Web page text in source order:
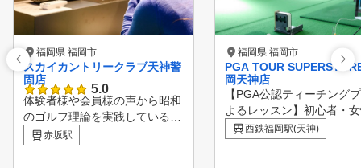
福岡県 福岡市
スカイカントリークラブ天神警
固店
5.0
体験者様や会員様の声から昭和
のゴルフ理論を実践しているス
クールが多いと感じます。 SC
Cでは令和のゴルフ理論で最短
赤坂駅
福岡県 福岡市
PGA TOUR
岡天神店
【PGA公認ティーチング
よるレッスン】初心者・
シニア・ジュニアまで幅
歓迎！通常2名、最大でも
西鉄福岡駅(天神)